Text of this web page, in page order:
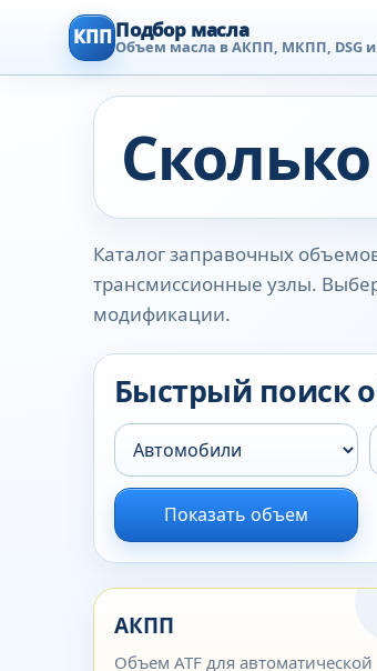
КПП Подбор масла
Объем масла в АКПП, МКПП, DSG и
Каталог заправочных
трансмиссионные узлы.
модификации.
Быстрый поиск
Показать объем
АКПП
Объем ATF для автоматической